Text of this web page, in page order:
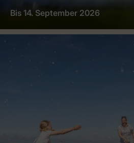
Bis 14. September 2026